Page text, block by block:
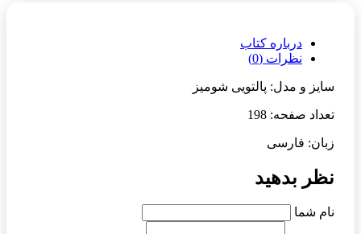
درباره کتاب
نظرات (0)
سایز و مدل: پالتویی شومیز
تعداد صفحه: 198
زبان: فارسی
نظر بدهید
نام شما